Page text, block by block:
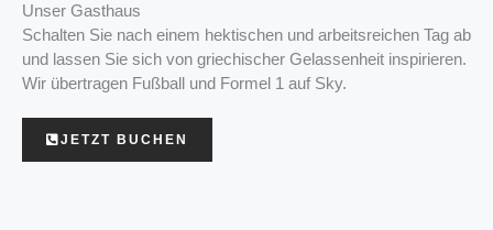
Unser Gasthaus
Schalten Sie nach einem hektischen und arbeitsreichen Tag ab
und lassen Sie sich von griechischer Gelassenheit inspirieren.
Wir übertragen Fußball und Formel 1 auf Sky.
JETZT BUCHEN